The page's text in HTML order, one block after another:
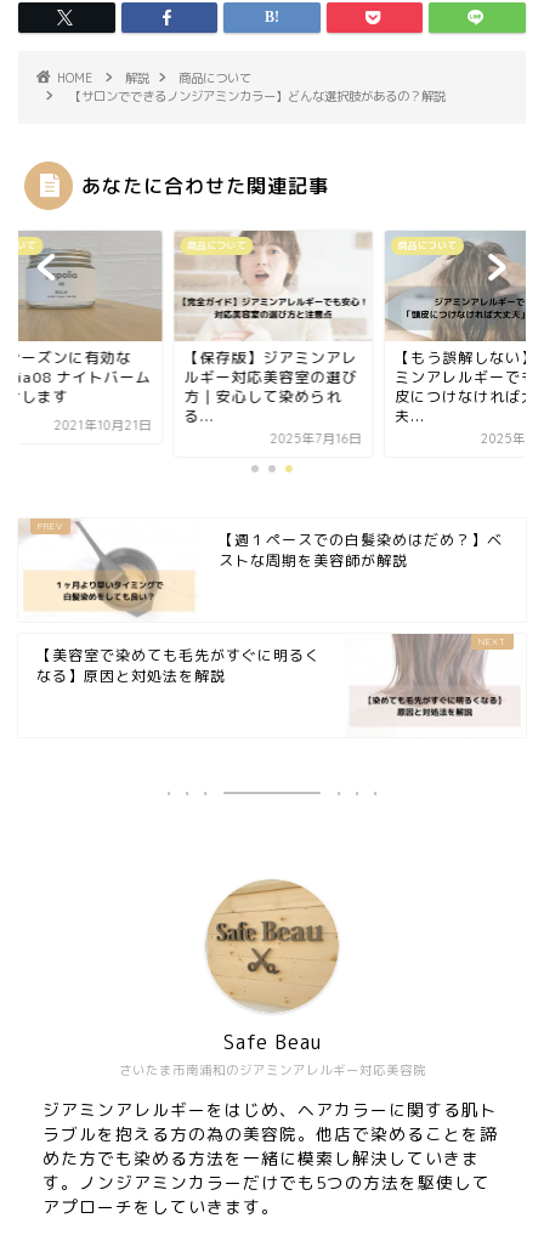
HOME 解説
商品について
【サロンでできるノンジアミンカラー】どんな選択肢があるの？解説
あなたに合わせた関連記事
ついて
シーズンに有効な
ナイトバーム
介します
2021年10月21日
商品について
【保存版】ジアミンアレ
ルギー対応美容室の選び
方｜安心して染められ
る...
2025年7月16日
商品について
【もう誤解しない】
ミンアレルギーでも
皮につけなければ大
夫...
2025年7
【週１ペースでの白髪染めはだめ？】ベ
ストな周期を美容師が解説
【美容室で染めても毛先がすぐに明るく
なる】原因と対処法を解説
さいたま市南浦和のジアミンアレルギー対応美容院
Safe Beau
ジアミンアレルギーをはじめ、ヘアカラーに関する肌ト
ラブルを抱える方の為の美容院。他店で染めることを諦
めた方でも染める方法を一緒に模索し解決していきま
す。ノンジアミンカラーだけでも5つの方法を駆使して
アプローチをしていきます。